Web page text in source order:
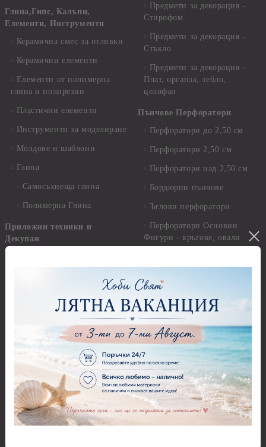
Глина,Гипс, Калъпи,
Елементи, Инструменти
Керамична смес за отливки
Керамични елементи
Елементи от полимерна
глина и полирезин
Пластични елементи
Инструменти за моделиране
Молдове и шаблони
Глина
Самосъхнеща глина
Полимерна Глина
Приложни техники и
Декупаж
хартия А4 - Alchemy of Art -
Оризова декупажна хартия
А4 - Itd. Collection - 25-30
гр.
Фина оризова декупажна
хартия Stamperia - 21 х
29.см. - 28гр.
Декупажна хартия - Други
Антични пасти
Предмети за декорация -
Стирофом
Предмети за декорация -
Стъкло
Предмети за декорация -
Плат, органза, зебло,
целофан
Пънчове Перфоратори
Перфоратори до 2,50 см
Перфоратори 2,50 см
Перфоратори над 2,50 см
Бордюрни пънчове
Ъглови перфоратори
Перфоратори Основни
Фигури - кръгове, овали
звезди
Перфоратори - Цветя, листа
и клонки
Перфоратори - Детски
Перфоратори - Животни
Перфоратори - Коледни и
Зимни
Рисуване
Грунд и почистващи